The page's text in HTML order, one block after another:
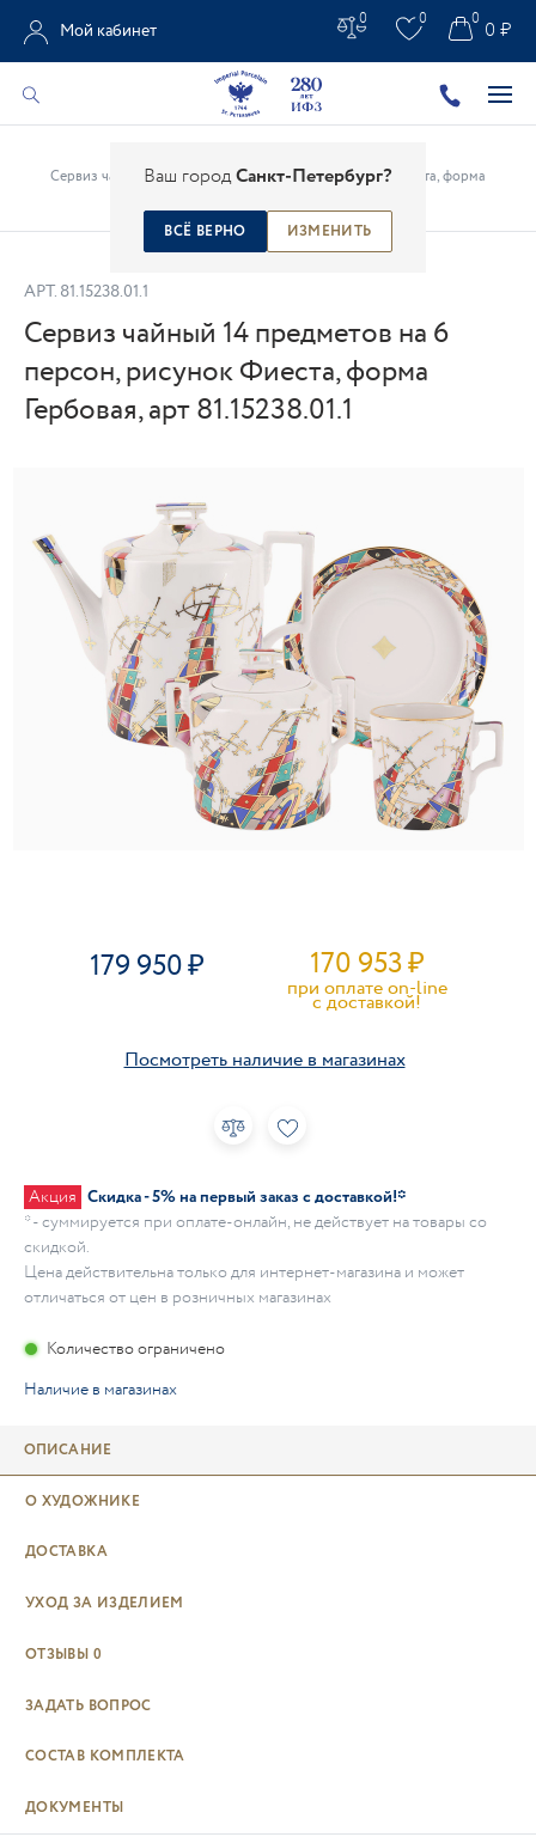
Ваш городСанкт-Петербург?
ВСЁ ВЕРНО ИЗМЕНИТЬ
Мой кабинет
0 0 0 ₽
0
Сервиз чайный 14 предметов на 6 персон, рисунок Фиеста, форма
АРТ. 81.15238.01.1
Сервиз чайный 14 предметов на 6
персон, рисунок Фиеста, форма
Гербовая, арт 81.15238.01.1
179 950 170 953₽
при оплате on-line
c доставкой!
Посмотреть наличие в магазинах
Акция Скидка - 5% на первый заказ с доставкой!*
* - суммируется при оплате-онлайн, не действует на товары со
скидкой.
Цена действительна только для интернет-магазина и может
отличаться от цен в розничных магазинах
Количество ограничено
Наличие в магазинах
ОПИСАНИЕ
О ХУДОЖНИКЕ
ДОСТАВКА
УХОД ЗА ИЗДЕЛИЕМ
ОТЗЫВЫ 0
ЗАДАТЬ ВОПРОС
СОСТАВ КОМПЛЕКТА
ДОКУМЕНТЫ